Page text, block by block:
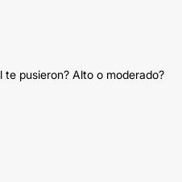
pusieron? Alto o moderado?